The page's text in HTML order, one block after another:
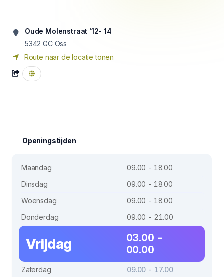
Oude Molenstraat '12- 14
5342 GC Oss
Route naar de locatie tonen
Openingstijden
Maandag
09.00 - 18.00
Dinsdag
09.00 - 18.00
Woensdag
09.00 - 18.00
Donderdag
09.00 - 21.00
Vrijdag
03.00 -
00.00
Zaterdag
09.00 - 17.00